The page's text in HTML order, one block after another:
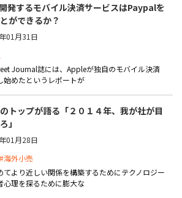
発するモバイル決済サービスはPaypalを
ができるか？
01月31日
Journal誌には、Appleが独自のモバイル決済
始めたというレポートが
トップが語る「２０１４年、我が社が目
」
01月28日
#海外小売
てより近しい関係を構築するためにテクノロジー
心理を探るために膨大な